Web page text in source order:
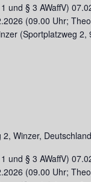
und § 3 AWaffV)
(09.00 Uhr;
(Sportplatzweg 2,
Winzer, Deutschland
und § 3 AWaffV)
(09.00 Uhr;